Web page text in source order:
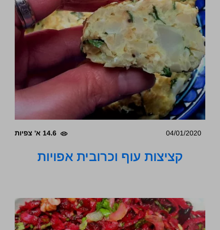
04/01/2020 14.6 א' צפיות
קציצות עוף וכרובית אפויות